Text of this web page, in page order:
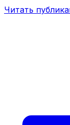
Читать